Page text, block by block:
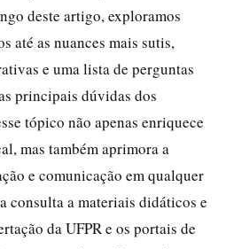
deste artigo, exploramos
até as nuances mais sutis,
e uma lista de perguntas
principais dúvidas dos
tópico não apenas enriquece
mas também aprimora a
e comunicação em qualquer
consulta a materiais didáticos e
da UFPR e os portais de